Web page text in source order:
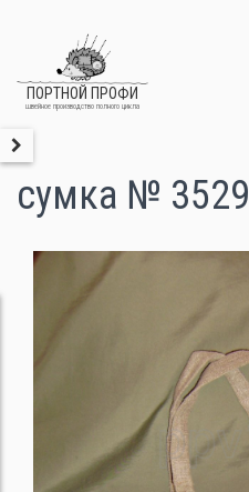
ПОРТНОЙ ПРОФИ
швейное производство полного цикла
сумка № 3529